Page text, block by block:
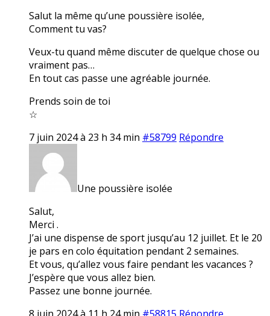
Salut la même qu’une poussière isolée,
Comment tu vas?
Veux-tu quand même discuter de quelque chose ou
vraiment pas…
En tout cas passe une agréable journée.
Prends soin de toi
☆
7 juin 2024 à 23 h 34 min #58799 Répondre
Une poussière isolée
Salut,
Merci .
J’ai une dispense de sport jusqu’au 12 juillet. Et le 20
je pars en colo équitation pendant 2 semaines.
Et vous, qu’allez vous faire pendant les vacances ?
J’espère que vous allez bien.
Passez une bonne journée.